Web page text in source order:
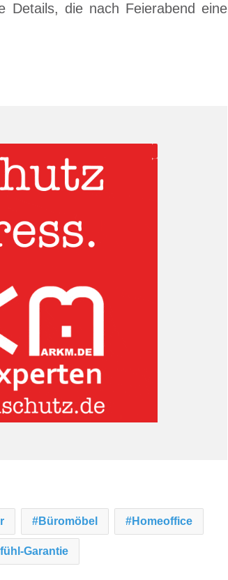
Details, die nach Feierabend eine
Büromöbel Homeoffice
Garantie